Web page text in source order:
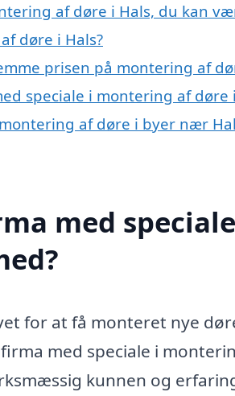
af døre i Hals, du kan
døre i Hals?
prisen på montering af
speciale i montering af
af døre i byer nær
med
for at få monteret nye
med speciale i
kunnen og